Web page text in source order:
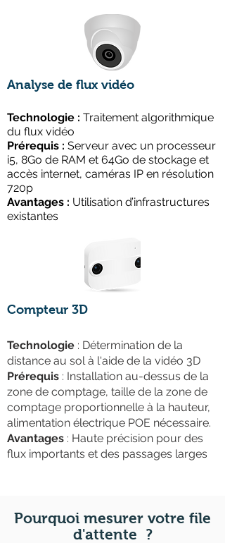
Analyse de flux vidéo
Technologie : Traitement algorithmique
du flux vidéo
Prérequis : Serveur avec un processeur
i5, 8Go de RAM et 64Go de stockage et
accès internet, caméras IP en résolution
720p
Avantages : Utilisation d’infrastructures
existantes
Compteur 3D
Technologie : Détermination de la
distance au sol à l'aide de la vidéo 3D
Prérequis : Installation au-dessus de la
zone de comptage, taille de la zone de
comptage proportionnelle à la hauteur,
alimentation électrique POE nécessaire.
Avantages : Haute précision pour des
flux importants et des passages larges
Pourquoi mesurer votre file
d'attente ?